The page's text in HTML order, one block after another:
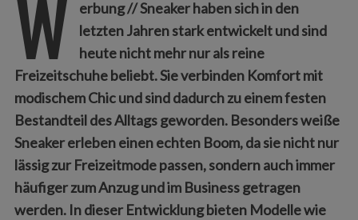
W
erbung // Sneaker haben sich in den
letzten Jahren stark entwickelt und sind
heute nicht mehr nur als reine
Freizeitschuhe beliebt. Sie verbinden Komfort mit
modischem Chic und sind dadurch zu einem festen
Bestandteil des Alltags geworden. Besonders weiße
Sneaker erleben einen echten Boom, da sie nicht nur
lässig zur Freizeitmode passen, sondern auch immer
häufiger zum Anzug und im Business getragen
werden. In dieser Entwicklung bieten Modelle wie